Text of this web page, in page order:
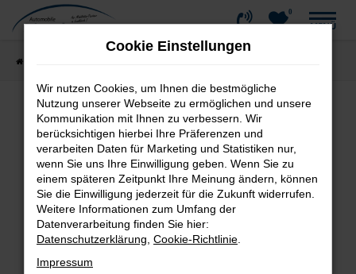
Zum
0
MENÜ
Fehler: Network Error
Beim Laden ist ein Fehler aufgetreten.
Hier sind ein paar Tipps, die dir helfen können:
Überprüfe deine Firewall und deine
Internetverbindung.
Laden andere Webseiten, zum Beispiel deine
Suchmaschine?
Cookie Einstellungen
Wir nutzen Cookies, um Ihnen die bestmögliche
Nutzung unserer Webseite zu ermöglichen und unsere
Kommunikation mit Ihnen zu verbessern. Wir
berücksichtigen hierbei Ihre Präferenzen und
verarbeiten Daten für Marketing und Statistiken nur,
wenn Sie uns Ihre Einwilligung geben. Wenn Sie zu
einem späteren Zeitpunkt Ihre Meinung ändern, können
Sie die Einwilligung jederzeit für die Zukunft widerrufen.
Weitere Informationen zum Umfang der
Datenverarbeitung finden Sie hier:
Datenschutzerklärung Cookie-Richtlinie
Impressum